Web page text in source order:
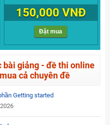
150,000 VNĐ
Đặt mua
bài giảng - đề thi online
cả chuyên đề
Getting started